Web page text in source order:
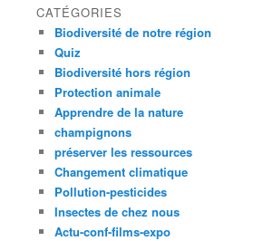
CATÉGORIES
Biodiversité de notre région
Quiz
Biodiversité hors région
Protection animale
Apprendre de la nature
champignons
préserver les ressources
Changement climatique
Pollution-pesticides
Insectes de chez nous
Actu-conf-films-expo